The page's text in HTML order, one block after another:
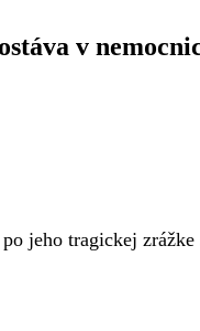
v
jeho tragickej